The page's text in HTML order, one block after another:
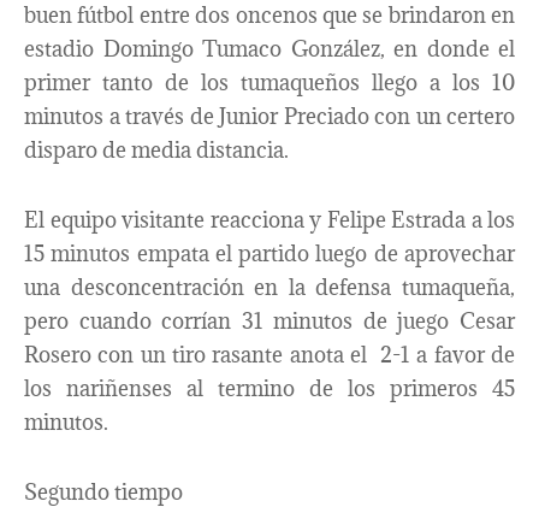
buen fútbol entre dos oncenos que se brindaron en
estadio Domingo Tumaco González, en donde el
primer tanto de los tumaqueños llego a los 10
minutos a través de Junior Preciado con un certero
disparo de media distancia.
El equipo visitante reacciona y Felipe Estrada a los
15 minutos empata el partido luego de aprovechar
una desconcentración en la defensa tumaqueña,
pero cuando corrían 31 minutos de juego Cesar
Rosero con un tiro rasante anota el 2-1 a favor de
los nariñenses al termino de los primeros 45
minutos.
Segundo tiempo